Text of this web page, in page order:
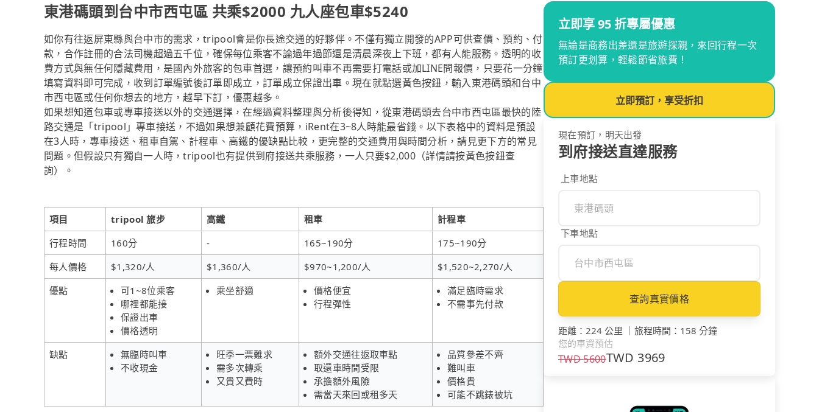
東港碼頭到台中市西屯區 共乘$2000 九人座包車$5240
如你有往返屏東縣與台中市的需求，tripool會是你長途交通的好夥伴。不僅有獨立開發的APP可供查價、預約、付
款，合作註冊的合法司機超過五千位，確保每位乘客不論過年過節還是清晨深夜上下班，都有人能服務。透明的收
費方式與無任何隱藏費用，是國內外旅客的包車首選，讓預約叫車不再需要打電話或加LINE問報價，只要花一分鐘
填寫資料即可完成，收到訂單編號後訂單即成立，訂單成立保證出車。現在就點選黃色按鈕，輸入東港碼頭和台中
市西屯區或任何你想去的地方，越早下訂，優惠越多。
如果想知道包車或專車接送以外的交通選擇，在經過資料整理與分析後得知，從東港碼頭去台中市西屯區最快的陸
路交通是「tripool」專車接送，不過如果想兼顧花費預算，iRent在3~8人時能最省錢。以下表格中的資料是預設
在3人時，專車接送、租車自駕、計程車、高鐵的優缺點比較，更完整的交通費用與時間分析，請見更下方的常見
問題。但假設只有獨自一人時，tripool也有提供到府接送共乘服務，一人只要$2,000（詳情請按黃色按鈕查
詢）。
項目 tripool 旅步 高鐵 租車
計程車
行程時間
160分 - 165~190分
175~190分
每人價格
$1,320/人 $1,360/人 $970~1,200/人
$1,520~2,270/人
優點
可1~8位乘客
哪裡都能接
保證出車
價格透明
乘坐舒適
價格便宜
行程彈性
滿足臨時需求
不需事先付款
缺點
無臨時叫車
不收現金
旺季一票難求
需多次轉乘
又貴又費時
額外交通往返取車點
取還車時間受限
承擔額外風險
需當天來回或租多天
品質參差不齊
難叫車
價格貴
可能不跳錶被坑
立即享 95 折專屬優惠
無論是商務出差還是旅遊探親，來回行程一次
預訂更划算，輕鬆節省旅費！
立即預訂，享受折扣
現在預訂，明天出發
到府接送直達服務
上車地點
下車地點
查詢真實價格
距離 ： 224 公里 ｜ 旅程時間 ： 158 分鐘
您的車資預估
TWD5600TWD 3969